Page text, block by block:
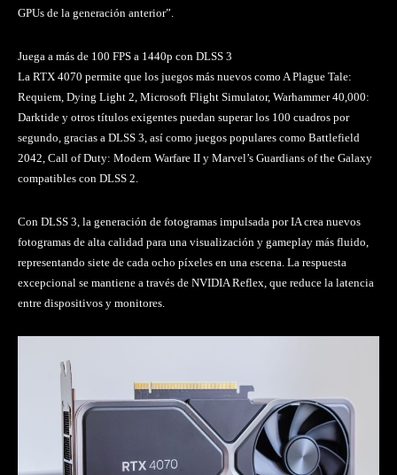
GPUs de la generación anterior”.
Juega a más de 100 FPS a 1440p con DLSS 3
La RTX 4070 permite que los juegos más nuevos como A Plague Tale:
Requiem, Dying Light 2, Microsoft Flight Simulator, Warhammer 40,000:
Darktide y otros títulos exigentes puedan superar los 100 cuadros por
segundo, gracias a DLSS 3, así como juegos populares como Battlefield
2042, Call of Duty: Modern Warfare II y Marvel’s Guardians of the Galaxy
compatibles con DLSS 2.
Con DLSS 3, la generación de fotogramas impulsada por IA crea nuevos
fotogramas de alta calidad para una visualización y gameplay más fluido,
representando siete de cada ocho píxeles en una escena. La respuesta
excepcional se mantiene a través de NVIDIA Reflex, que reduce la latencia
entre dispositivos y monitores.